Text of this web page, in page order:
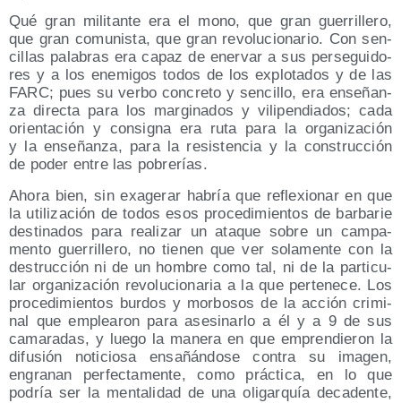
Qué gran mili­tan­te era el mono, que gran gue­rri­lle­ro,
que gran comu­nis­ta, que gran revo­lu­cio­na­rio. Con sen­
ci­llas pala­bras era capaz de ener­var a sus per­se­gui­do­
res y a los enemi­gos todos de los explo­ta­dos y de las
FARC; pues su ver­bo con­cre­to y sen­ci­llo, era ense­ñan­
za direc­ta para los mar­gi­na­dos y vili­pen­dia­dos; cada
orien­ta­ción y con­sig­na era ruta para la orga­ni­za­ción
y la ense­ñan­za, para la resis­ten­cia y la cons­truc­ción
de poder entre las pobrerías.
Aho­ra bien, sin exa­ge­rar habría que refle­xio­nar en que
la uti­li­za­ción de todos esos pro­ce­di­mien­tos de bar­ba­rie
des­ti­na­dos para rea­li­zar un ata­que sobre un cam­pa­
men­to gue­rri­lle­ro, no tie­nen que ver sola­men­te con la
des­truc­ción ni de un hom­bre como tal, ni de la par­ti­cu­
lar orga­ni­za­ción revo­lu­cio­na­ria a la que per­te­ne­ce. Los
pro­ce­di­mien­tos bur­dos y mor­bo­sos de la acción cri­mi­
nal que emplea­ron para ase­si­nar­lo a él y a 9 de sus
cama­ra­das, y lue­go la mane­ra en que empren­die­ron la
difu­sión noti­cio­sa ensa­ñán­do­se con­tra su ima­gen,
engra­nan per­fec­ta­men­te, como prác­ti­ca, en lo que
podría ser la men­ta­li­dad de una oli­gar­quía deca­den­te,